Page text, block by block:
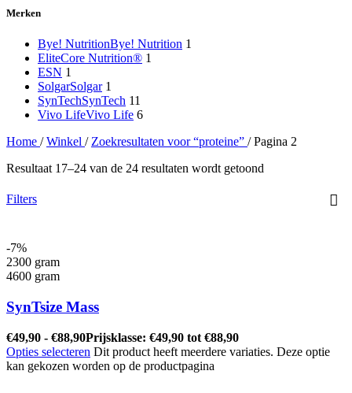
Merken
Bye! NutritionBye! Nutrition 1
EliteCore Nutrition® 1
ESN 1
SolgarSolgar 1
SynTechSynTech 11
Vivo LifeVivo Life 6
Home / Winkel / Zoekresultaten voor “proteine” / Pagina 2
Resultaat 17–24 van de 24 resultaten wordt getoond
Filters
-7%
2300 gram
4600 gram
SynTsize Mass
€49,90 - €88,90Prijsklasse: €49,90 tot €88,90
Opties selecteren Dit product heeft meerdere variaties. Deze optie
kan gekozen worden op de productpagina